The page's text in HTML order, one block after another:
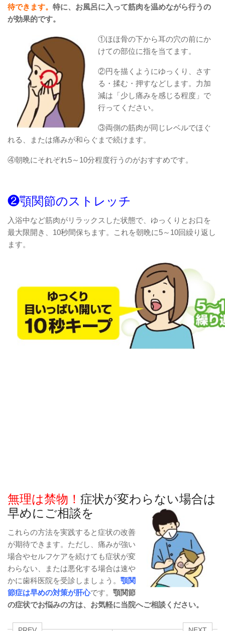
待できます。 特に、お風呂に入って筋肉を温めながら行うの
が効果的です。
①ほほ骨の下から耳の穴の前にか
けての部位に指を当てます。
②円を描くようにゆっくり、さす
る・揉む・押すなどします。力加
減は「少し痛みを感じる程度」で
行ってください。
③両側の筋肉が同じレベルでほぐ
れる、または痛みが和らぐまで続けます。
④朝晩にそれぞれ5～10分程度行うのがおすすめです。
❷顎関節のストレッチ
入浴中など筋肉がリラックスした状態で、ゆっくりとお口を
最大限開き、10秒間保ちます。これを朝晩に5～10回繰り返し
ます。
無理は禁物！ 症状が変わらない場合は
早めにご相談を
これらの方法を実践すると症状の改善
が期待できます。ただし、痛みが強い
場合やセルフケアを続けても症状が変
わらない、または悪化する場合は速や
かに歯科医院を受診しましょう。 顎関
節症は早めの対策が肝心です。 顎関節
の症状でお悩みの方は、お気軽に当院へご相談ください。